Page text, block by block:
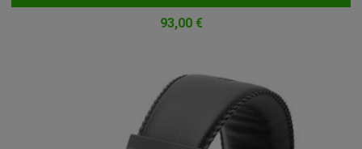
93,00 €